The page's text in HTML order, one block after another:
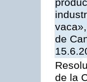
de
de la